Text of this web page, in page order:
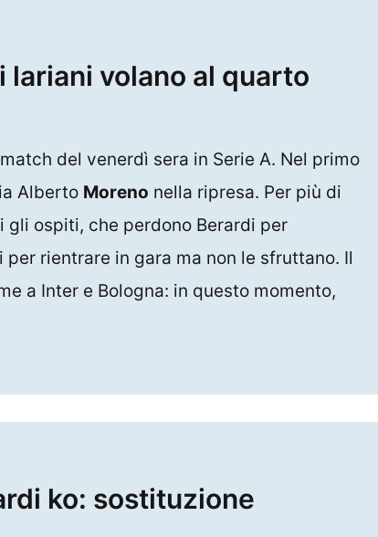
lariani volano al quarto
del venerdì sera in Serie A. Nel primo
Alberto Moreno nella ripresa. Per più di
gli ospiti, che perdono Berardi per
rientrare in gara ma non le sfruttano. Il
a Inter e Bologna: in questo momento,
ko: sostituzione